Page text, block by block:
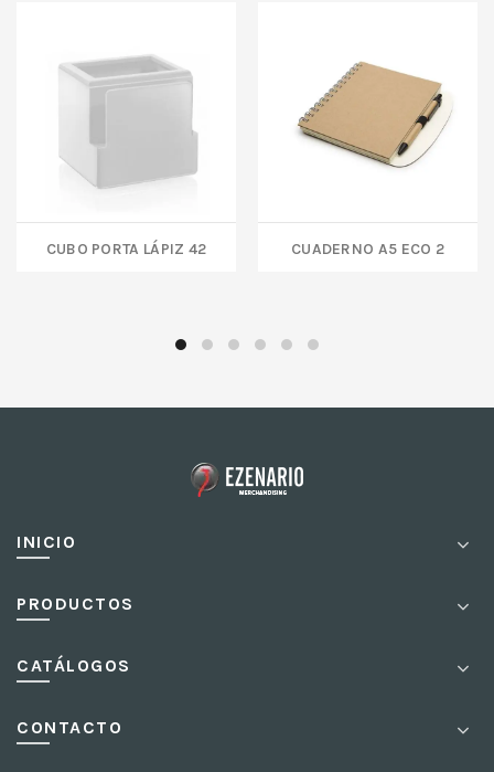
CUBO PORTA LÁPIZ 42 CUADERNO A5 ECO 2
INICIO
PRODUCTOS
CATÁLOGOS
CONTACTO